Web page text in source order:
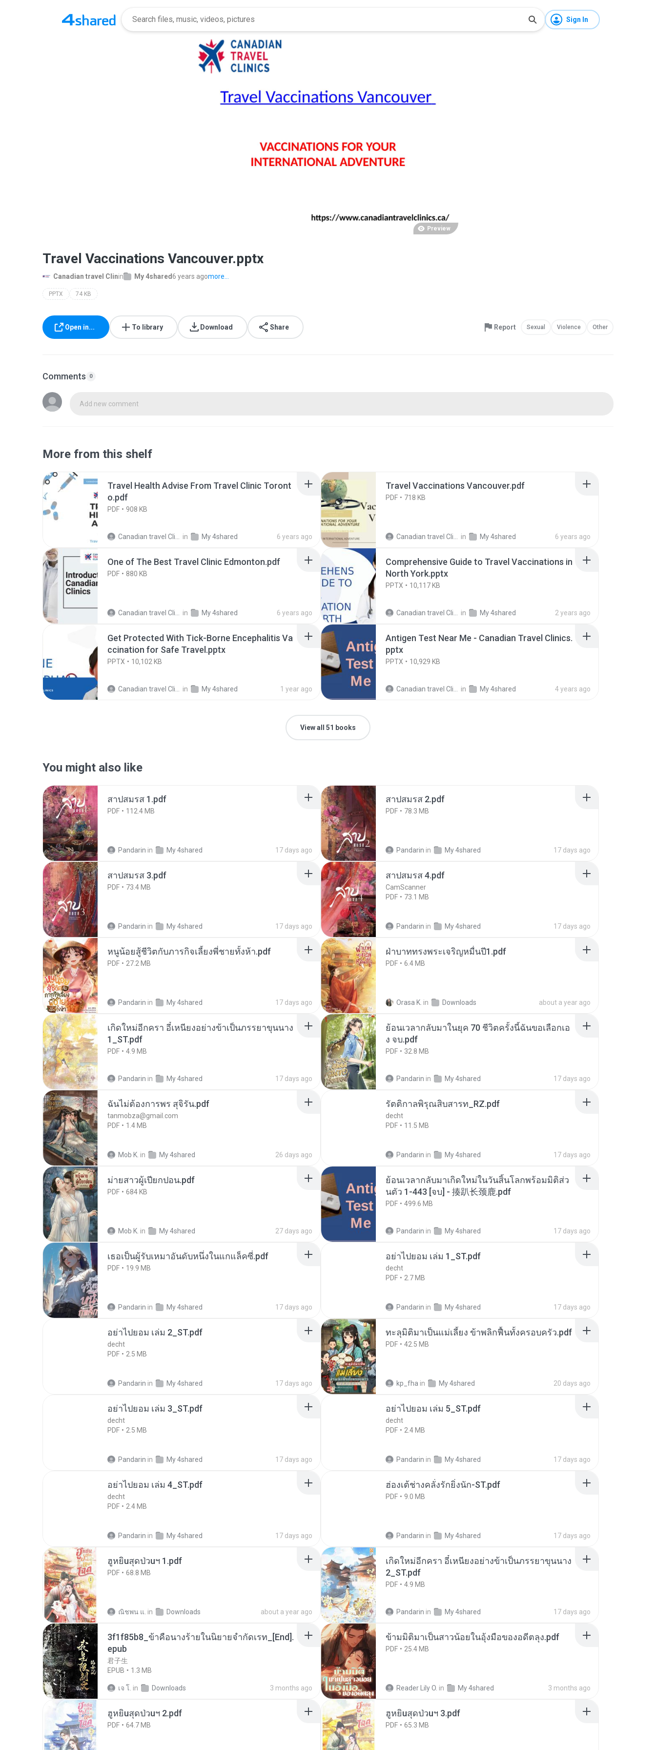
Sign In
Preview
Travel Vaccinations Vancouver.pptx
Canadian travel Clinin My 4shared6 years agomore...
PPTX 74 KB
Open in... To library Download Share Report Sexual Violence Other
Comments 0
Add new comment
More from this shelf
Travel Health Advise From Travel Clinic Toront
o.pdf
PDF 908 KB
Canadian travel Clinics in My 4shared 6 years ago
Travel Vaccinations Vancouver.pdf
PDF 718 KB
Canadian travel Clinics in My 4shared 6 years ago
One of The Best Travel Clinic Edmonton.pdf
PDF 880 KB
Canadian travel Clinics in My 4shared 6 years ago
Comprehensive Guide to Travel Vaccinations in
North York.pptx
PPTX 10,117 KB
Canadian travel Clinics in My 4shared 2 years ago
Get Protected With Tick-Borne Encephalitis Va
ccination for Safe Travel.pptx
PPTX 10,102 KB
Canadian travel Clinics in My 4shared 1 year ago
Antigen Test Near Me - Canadian Travel Clinics.
pptx
PPTX 10,929 KB
Canadian travel Clinics in My 4shared 4 years ago
View all 51 books
You might also like
สาปสมรส 1.pdf
PDF 112.4 MB
Pandarin in My 4shared 17 days ago
สาปสมรส 2.pdf
PDF 78.3 MB
Pandarin in My 4shared 17 days ago
สาปสมรส 3.pdf
PDF 73.4 MB
Pandarin in My 4shared 17 days ago
สาปสมรส 4.pdf
CamScanner
PDF
73.1 MB
Pandarin in My 4shared 17 days ago
หนูน้อยสู้ชีวิตกับภารกิจเลี้ยงพี่ชายทั้งห้า.pdf
PDF 27.2 MB
Pandarin in My 4shared 17 days ago
ฝ่าบาททรงพระเจริญหมื่นปี1.pdf
PDF 6.4 MB
Orasa K. in Downloads about a year ago
เกิดใหม่อีกครา อี๋เหนียงอย่างข้าเป็นภรรยาขุนนาง
1_ST.pdf
PDF 4.9 MB
Pandarin in My 4shared 17 days ago
ย้อนเวลากลับมาในยุค 70 ชีวิตครั้งนี้ฉันขอเลือกเอ
ง จบ.pdf
PDF 32.8 MB
Pandarin in My 4shared 17 days ago
ฉันไม่ต้องการพร สุจิรัน.pdf
tanmobza@gmail.com
PDF
1.4 MB
Mob K. in My 4shared 26 days ago
รัตติกาลพิรุณสิบสารท_RZ.pdf
decht
PDF
11.5 MB
Pandarin in My 4shared 17 days ago
ม่ายสาวผู้เปียกปอน.pdf
PDF 684 KB
Mob K. in My 4shared 27 days ago
ย้อนเวลากลับมาเกิดใหม่ในวันสิ้นโลกพร้อมมิติส่ว
นตัว 1-443 [จบ] - 揍趴长颈鹿.pdf
PDF 499.6 MB
Pandarin in My 4shared 17 days ago
เธอเป็นผู้รับเหมาอันดับหนึ่งในแกแล็คซี่.pdf
PDF 19.9 MB
Pandarin in My 4shared 17 days ago
อย่าไปยอม เล่ม 1_ST.pdf
decht
PDF
2.7 MB
Pandarin in My 4shared 17 days ago
อย่าไปยอม เล่ม 2_ST.pdf
decht
PDF
2.5 MB
Pandarin in My 4shared 17 days ago
ทะลุมิติมาเป็นแม่เลี้ยง ข้าพลิกฟื้นทั้งครอบครัว.pdf
PDF 42.5 MB
kp_fha in My 4shared 20 days ago
อย่าไปยอม เล่ม 3_ST.pdf
decht
PDF
2.5 MB
Pandarin in My 4shared 17 days ago
อย่าไปยอม เล่ม 5_ST.pdf
decht
PDF
2.4 MB
Pandarin in My 4shared 17 days ago
อย่าไปยอม เล่ม 4_ST.pdf
decht
PDF
2.4 MB
Pandarin in My 4shared 17 days ago
ฮ่องเต้ช่างคลั่งรักยิ่งนัก-ST.pdf
PDF 9.0 MB
Pandarin in My 4shared 17 days ago
ฮูหยิuสุดป่วuฯ 1.pdf
PDF 68.8 MB
ณิชพน แ. in Downloads about a year ago
เกิดใหม่อีกครา อี๋เหนียงอย่างข้าเป็นภรรยาขุนนาง
2_ST.pdf
PDF 4.9 MB
Pandarin in My 4shared 17 days ago
3f1f85b8_ข้าคือนางร้ายในนิยายจำกัดเรท_[End].
epub
君子生
EPUB
1.3 MB
เจ โ. in Downloads 3 months ago
ข้ามมิติมาเป็นสาวน้อยในอุ้งมือของอดีตลุง.pdf
PDF 25.4 MB
Reader Lily O. in My 4shared 3 months ago
ฮูหยิuสุดป่วuฯ 2.pdf
PDF 64.7 MB
ฮูหยิuสุดป่วuฯ 3.pdf
PDF 65.3 MB